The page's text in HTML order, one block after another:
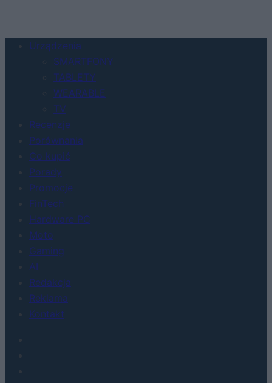
Urządzenia
SMARTFONY
TABLETY
WEARABLE
TV
Recenzje
Porównania
Co kupić
Porady
Promocje
FinTech
Hardware PC
Moto
Gaming
AI
Redakcja
Reklama
Kontakt